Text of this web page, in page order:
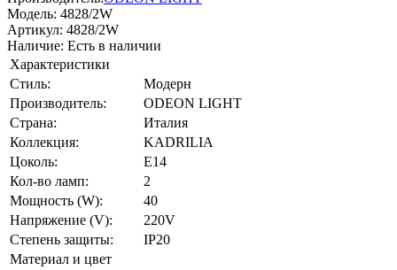
Модель: 4828/2W
Артикул: 4828/2W
Наличие: Есть в наличии
Характеристики
Стиль:
Модерн
Производитель:
ODEON LIGHT
Страна:
Италия
Коллекция:
KADRILIA
Цоколь:
E14
Кол-во ламп:
2
Мощность (W):
40
Напряжение (V):
220V
Степень защиты:
IP20
Материал и цвет